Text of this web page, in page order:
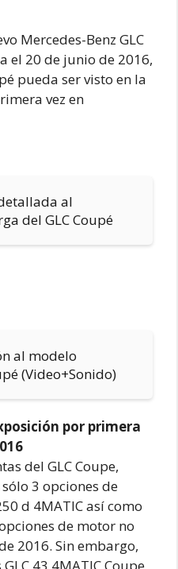
Mercedes-Benz GLC
el 20 de junio de 2016,
pueda ser visto en la
vez en
al
del GLC Coupé
al modelo
(Video+Sonido)
por primera
del GLC Coupe,
3 opciones de
d 4MATIC así como
de motor no
2016. Sin embargo,
43 4MATIC Coupe